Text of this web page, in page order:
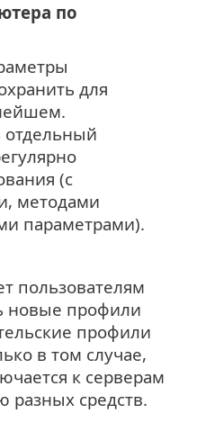
по
для
отдельный
(с
методами
параметрами).
пользователям
новые профили
профили
в том случае,
к серверам
средств.